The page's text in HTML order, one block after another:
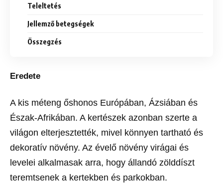
Teleltetés
Jellemző betegségek
Összegzés
Eredete
A kis méteng őshonos Európában, Ázsiában és
Észak-Afrikában. A kertészek azonban szerte a
világon elterjesztették, mivel könnyen tartható és
dekoratív növény. Az évelő növény virágai és
levelei alkalmasak arra, hogy állandó zölddíszt
teremtsenek a kertekben és parkokban.